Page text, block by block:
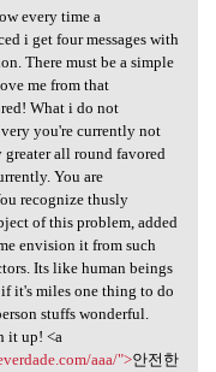
every time a
i get four messages with
There must be a simple
me from that
What i do not
you're currently not
all round favored
You are
recognize thusly
of this problem, added
envision it from such
Its like human beings
it's miles one thing to do
stuffs wonderful.
it up! <a
aaa/">안전한